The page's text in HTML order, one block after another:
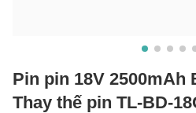
Pin pin 18V 2500mAh
Thay thế pin TL-BD-